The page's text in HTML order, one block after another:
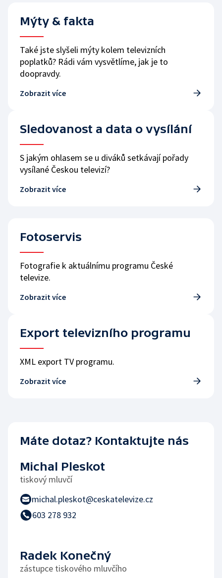
Mýty & fakta
Také jste slyšeli mýty kolem televizních
poplatků? Rádi vám vysvětlíme, jak je to
doopravdy.
Zobrazit více
Sledovanost a data o vysílání
S jakým ohlasem se u diváků setkávají pořady
vysílané Českou televizí?
Zobrazit více
Fotoservis
Fotografie k aktuálnímu programu České
televize.
Zobrazit více
Export televizního programu
XML export TV programu.
Zobrazit více
Máte dotaz? Kontaktujte nás
Michal Pleskot
tiskový mluvčí
michal.pleskot@ceskatelevize.cz
603 278 932
Radek Konečný
zástupce tiskového mluvčího